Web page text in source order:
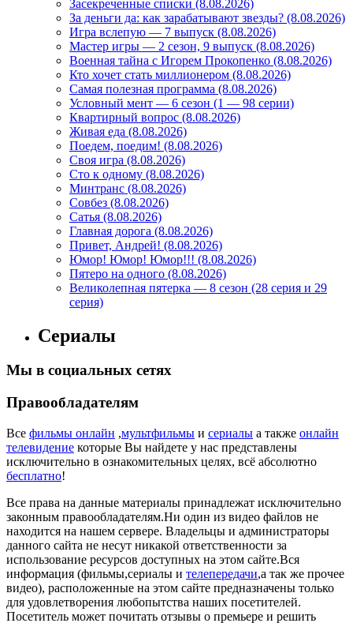
Засекреченные списки (8.08.2026)
За деньги да: как зарабатывают звезды? (8.08.2026)
Игра вслепую — 7 выпуск (8.08.2026)
Мастер игры — 2 сезон, 9 выпуск (8.08.2026)
Военная тайна с Игорем Прокопенко (8.08.2026)
Кто хочет стать миллионером (8.08.2026)
Самая полезная программа (8.08.2026)
Условный мент — 6 сезон (1 — 98 серии)
Квартирный вопрос (8.08.2026)
Живая еда (8.08.2026)
Поедем, поедим! (8.08.2026)
Своя игра (8.08.2026)
Сто к одному (8.08.2026)
Минтранс (8.08.2026)
Совбез (8.08.2026)
Сатья (8.08.2026)
Главная дорога (8.08.2026)
Привет, Андрей! (8.08.2026)
Юмор! Юмор! Юмор!!! (8.08.2026)
Пятеро на одного (8.08.2026)
Великолепная пятерка — 8 сезон (28 серия и 29
серия)
Сериалы
Мы в социальных сетях
Правообладателям
Все фильмы онлайн ,мультфильмы и сериалы а также онлайн
телевидение которые Вы найдете у нас представлены
исключительно в ознакомительных целях, всё абсолютно
бесплатно!
Все права на данные материалы принадлежат исключительно
законным правообладателям.Ни один из видео файлов не
находится на нашем сервере. Владельцы и администраторы
данного сайта не несут никакой ответственности за
использование ресурсов доступных на этом сайте.Вся
информация (фильмы,сериалы и телепередачи,а так же прочее
видео), расположенные на этом сайте предназначены только
для удовлетворения любопытства наших посетителей.
Посетитель может почитать отзывы о премьере и решить